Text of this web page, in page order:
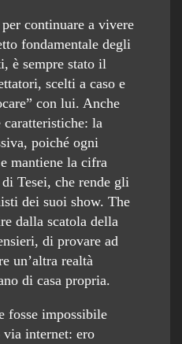
continuare a vivere
fondamentale degli
è sempre stato il
scelti a caso e
con lui. Anche
caratteristiche: la
poiché ogni
mantiene la cifra
Tesei, che rende gli
dei suoi show. The
dalla scatola della
di provare ad
un’altra realtà
di casa propria.
fosse impossibile
via internet: ero